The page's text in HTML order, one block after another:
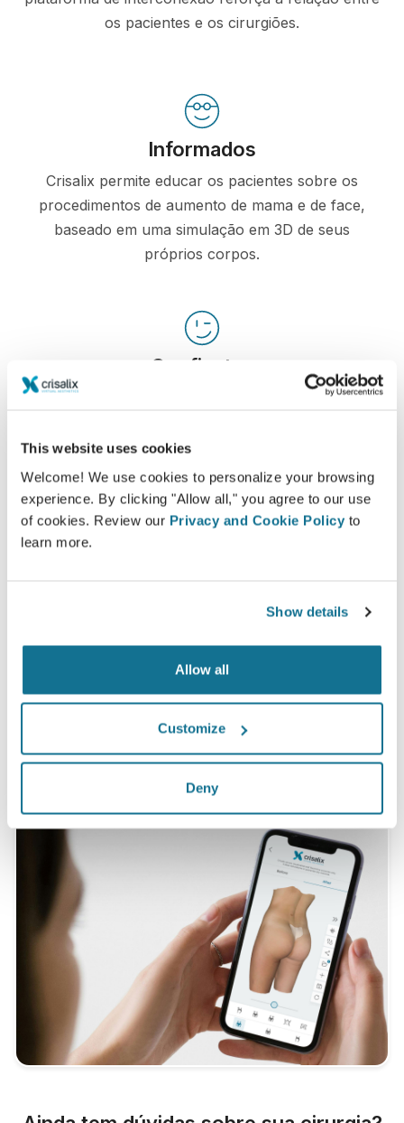
This website uses cookies
Welcome! We use cookies to personalize your browsing
experience. By clicking "Allow all," you agree to our use
of cookies. Review our Privacy and Cookie Policy to
learn more.
Show details
Allow all
Customize
Deny
os pacientes e os cirurgiões.
Informados
Crisalix permite educar os pacientes sobre os
procedimentos de aumento de mama e de face,
baseado em uma simulação em 3D de seus
próprios corpos.
Confiantes
Estar envolvido no processo de decisão ajuda os
Satisfeitos
depois de terem visto a simulação 3D antes da
*Pesquisa Online realizada com pacientes que se submeteram
a uma cirurgia de aumento mamário entre Maio de 2010 e